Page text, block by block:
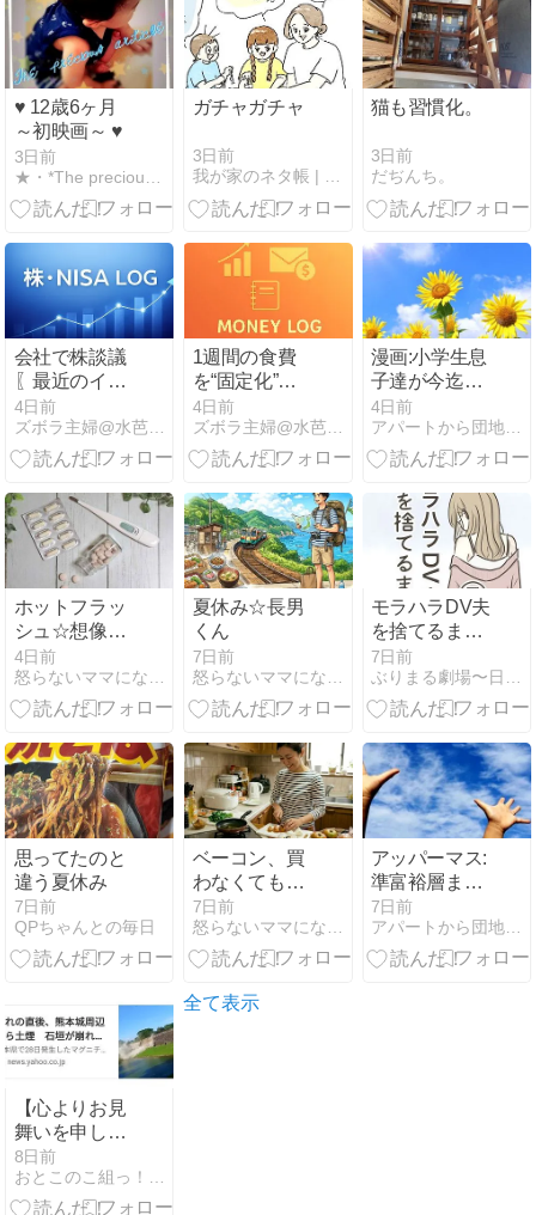
♥ 12歳6ヶ月
～初映画～ ♥
3日前
ガチャガチャ
3日前
我が家のネタ帳 | Powered by NAPBIZ
猫も習慣化。
3日前
だぢんち。
会社で株談議
〖最近のイオ
ン株〗
4日前
ズボラ主婦@水芭蕉の日々徒然
1週間の食費
を“固定化”し
てみた｜8/2の
買い物記録
4日前
ズボラ主婦@水芭蕉の日々徒然
漫画:小学生息
子達が今迄読
んだ漫画と、
今読んでる漫
画
4日前
アパートから団地住まい。世帯年収700万円の生活
ホットフラッ
シュ☆想像以
上に漢方が効
いた話
4日前
夏休み☆長男
くん
7日前
モラハラDV夫
を捨てるまで
7話
7日前
思ってたのと
違う夏休み
7日前
QPちゃんとの毎日
ベーコン、買
わなくてもい
いかも？☆ズ
ボラ主婦が見
つけた超簡単
7日前
怒らないママになれるの？！ - 楽天ブログ
アッパーマス:
準富裕層まで
あと何年
7日前
アパートから団地住まい。世帯年収700万円の生活
【心よりお見
舞いを申し上
げます】10年
前の熊本地震
で日本が得た
8日前
おとこのこ組っ！〜まいにちほいく〜
全て表示